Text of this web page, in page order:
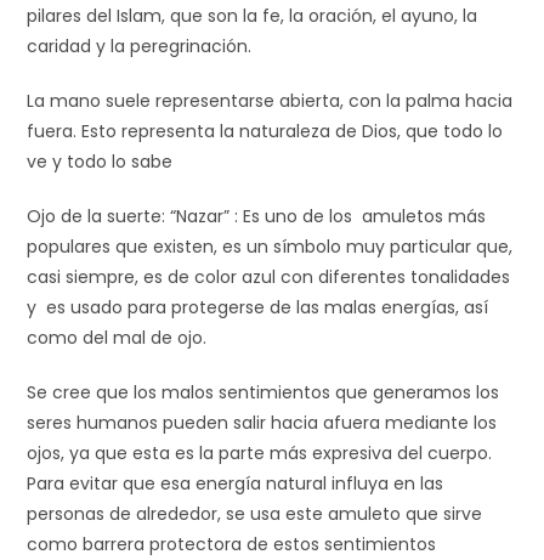
pilares del Islam, que son la fe, la oración, el ayuno, la
caridad y la peregrinación.
La mano suele representarse abierta, con la palma hacia
fuera. Esto representa la naturaleza de Dios, que todo lo
ve y todo lo sabe
Ojo de la suerte: “Nazar” : Es uno de los amuletos más
populares que existen, es un símbolo muy particular que,
casi siempre, es de color azul con diferentes tonalidades
y es usado para protegerse de las malas energías, así
como del mal de ojo.
Se cree que los malos sentimientos que generamos los
seres humanos pueden salir hacia afuera mediante los
ojos, ya que esta es la parte más expresiva del cuerpo.
Para evitar que esa energía natural influya en las
personas de alrededor, se usa este amuleto que sirve
como barrera protectora de estos sentimientos